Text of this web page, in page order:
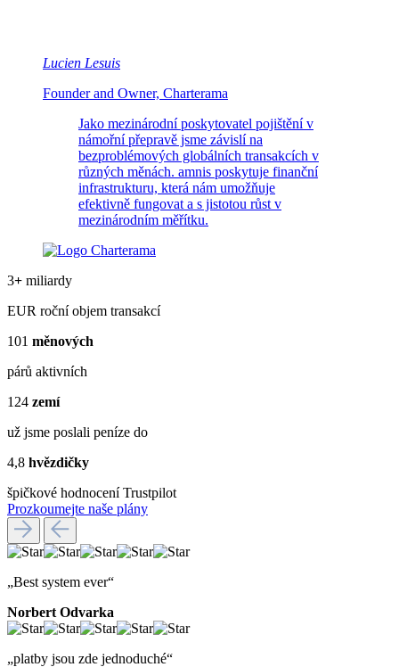
Lucien Lesuis
Founder and Owner, Charterama
Jako mezinárodní poskytovatel pojištění v
námořní přepravě jsme závislí na
bezproblémových globálních transakcích v
různých měnách. amnis poskytuje finanční
infrastrukturu, která nám umožňuje
efektivně fungovat a s jistotou růst v
mezinárodním měřítku.
3+ miliardy
EUR roční objem transakcí
101 měnových
párů aktivních
124 zemí
už jsme poslali peníze do
4,8 hvězdičky
špičkové hodnocení Trustpilot
Prozkoumejte naše plány
„Best system ever“
Norbert Odvarka
„platby jsou zde jednoduché“